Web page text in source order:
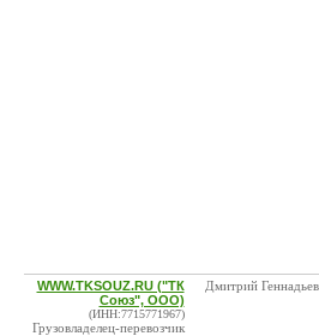
WWW.TKSOUZ.RU ("ТК
Союз", ООО)
(ИНН:7715771967)
Грузовладелец-перевозчик
Дмитрий